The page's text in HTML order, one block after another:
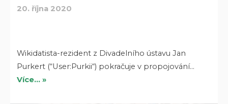
20. října 2020
Wikidatista-rezident z Divadelního ústavu Jan
Purkert (“User:Purkii“) pokračuje v propojování…
Více… »